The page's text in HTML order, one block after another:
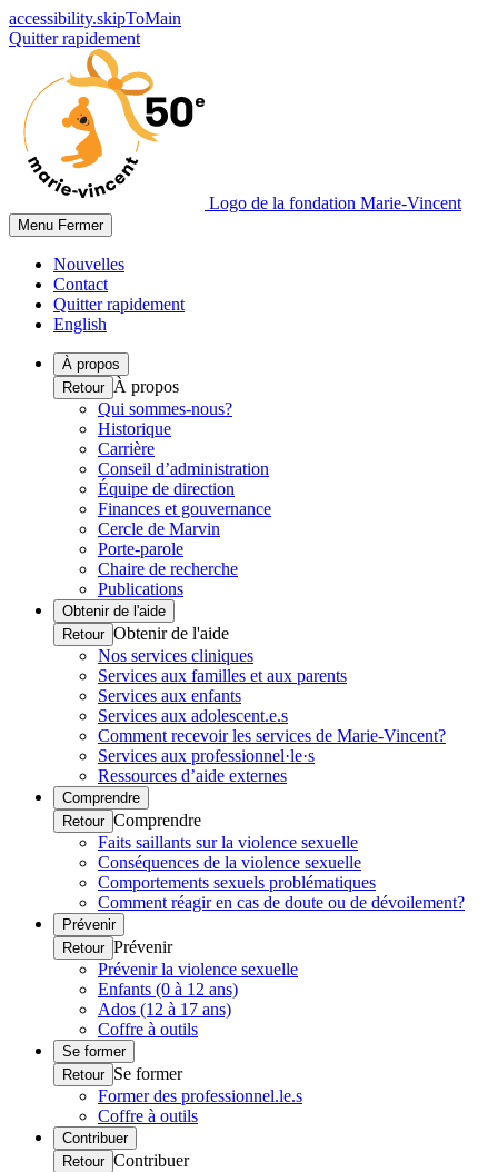
accessibility.skipToMain
Quitter rapidement
Logo de la fondation Marie-Vincent
Menu Fermer
Nouvelles
Contact
Quitter rapidement
English
À propos
Retour À propos
Qui sommes-nous?
Historique
Carrière
Conseil d’administration
Équipe de direction
Finances et gouvernance
Cercle de Marvin
Porte-parole
Chaire de recherche
Publications
Obtenir de l'aide
Retour Obtenir de l'aide
Nos services cliniques
Services aux familles et aux parents
Services aux enfants
Services aux adolescent.e.s
Comment recevoir les services de Marie-Vincent?
Services aux professionnel·le·s
Ressources d’aide externes
Comprendre
Retour Comprendre
Faits saillants sur la violence sexuelle
Conséquences de la violence sexuelle
Comportements sexuels problématiques
Comment réagir en cas de doute ou de dévoilement?
Prévenir
Retour Prévenir
Prévenir la violence sexuelle
Enfants (0 à 12 ans)
Ados (12 à 17 ans)
Coffre à outils
Se former
Retour Se former
Former des professionnel.le.s
Coffre à outils
Contribuer
Retour Contribuer